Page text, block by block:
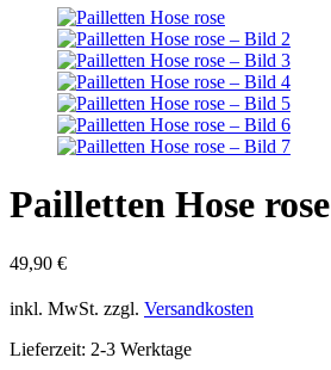
Pailletten Hose rose
49,90 €
inkl. MwSt. zzgl. Versandkosten
Lieferzeit: 2-3 Werktage